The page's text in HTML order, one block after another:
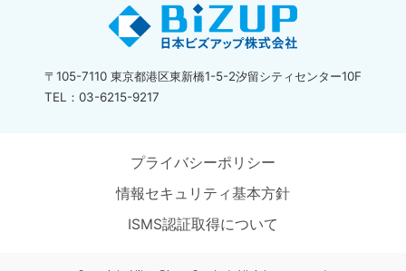
〒105-7110 東京都港区東新橋1-5-2汐留シティセンター10F
TEL：03-6215-9217
プライバシーポリシー
情報セキュリティ基本方針
ISMS認証取得について